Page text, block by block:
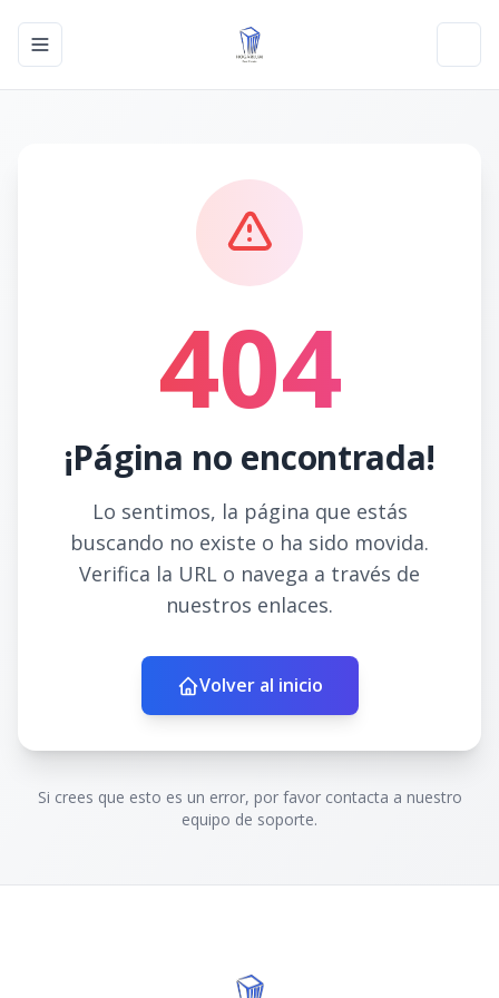
Toggle navigation menu
404
¡Página no encontrada!
Lo sentimos, la página que estás
buscando no existe o ha sido movida.
Verifica la URL o navega a través de
nuestros enlaces.
Volver al inicio
Si crees que esto es un error, por favor contacta a nuestro
equipo de soporte.